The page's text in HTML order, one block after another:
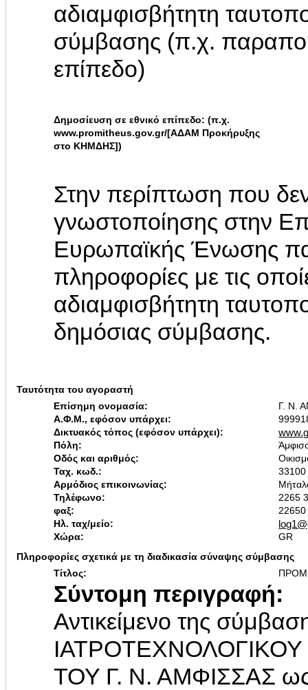
αδιαμφισβήτητη
σύμβασης (π.χ.
επίπεδο)
Δημοσίευση σε εθνικό επίπεδο: (π.χ.
www.promitheus.gov.gr/[ΑΔΑΜ Προκήρυξης
στο ΚΗΜΔΗΣ])
Στην περίπτωση που
γνωστοποίησης στην
Ευρωπαϊκής Ένωσης
πληροφορίες με τις
αδιαμφισβήτητη
δημόσιας σύμβασης.
Ταυτότητα του αγοραστή
Επίσημη ονομασία:
Γ. Ν.
Α.Φ.Μ., εφόσον υπάρχει:
Δικτυακός τόπος (εφόσον υπάρχει):
Πόλη:
Οδός και αριθμός:
Ταχ. κωδ.:
33100
Αρμόδιος επικοινωνίας:
Τηλέφωνο:
2265
φαξ:
Ηλ. ταχ/μείο:
Χώρα:
GR
Πληροφορίες σχετικά με τη διαδικασία σύναψης σύμβασης
Τίτλος:
Σύντομη περιγραφή:
Αντικείμενο της
ΤΟΥ Γ. Ν. ΑΜΦΙΣΣΑΣ